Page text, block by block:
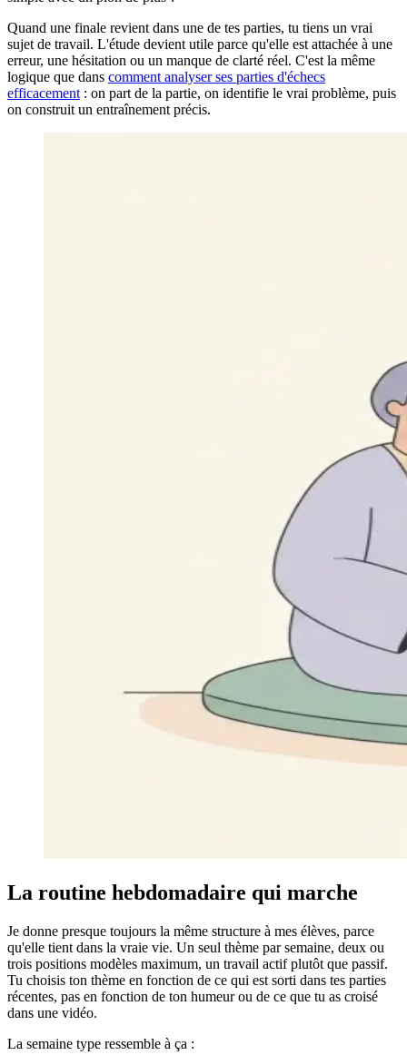
Quand une finale revient dans une de tes parties, tu tiens un vrai
sujet de travail. L'étude devient utile parce qu'elle est attachée à une
erreur, une hésitation ou un manque de clarté réel. C'est la même
logique que dans comment analyser ses parties d'échecs
efficacement : on part de la partie, on identifie le vrai problème, puis
on construit un entraînement précis.
La routine hebdomadaire qui marche
Je donne presque toujours la même structure à mes élèves, parce
qu'elle tient dans la vraie vie. Un seul thème par semaine, deux ou
trois positions modèles maximum, un travail actif plutôt que passif.
Tu choisis ton thème en fonction de ce qui est sorti dans tes parties
récentes, pas en fonction de ton humeur ou de ce que tu as croisé
dans une vidéo.
La semaine type ressemble à ça :